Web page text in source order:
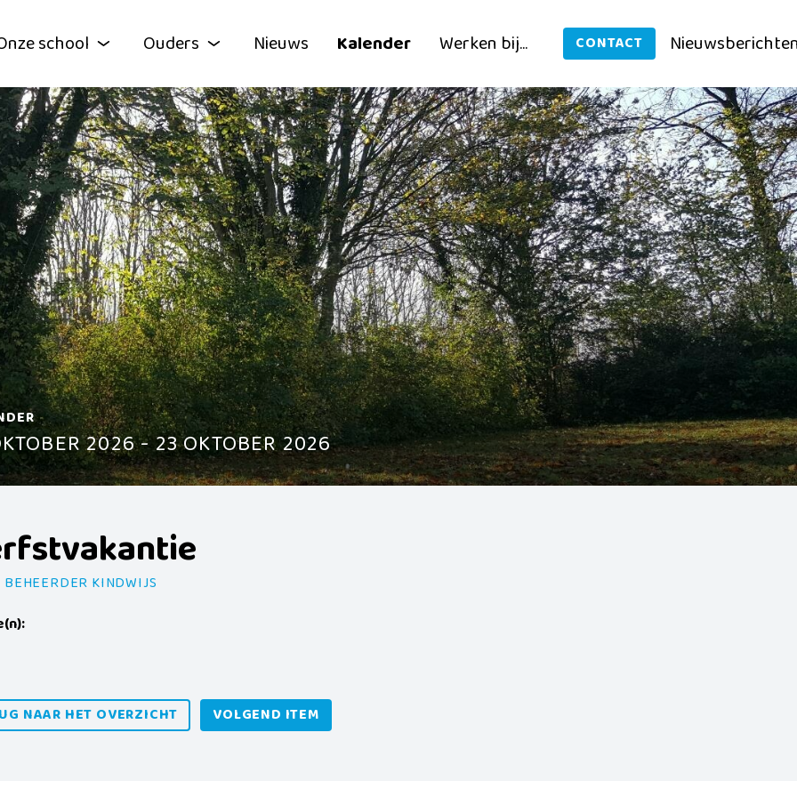
school Ouders Nieuws Kalender Werken bij... CONTACT
2026 - 23 OKTOBER 2026
KINDWIJS
NAAR HET OVERZICHT VOLGEND ITEM